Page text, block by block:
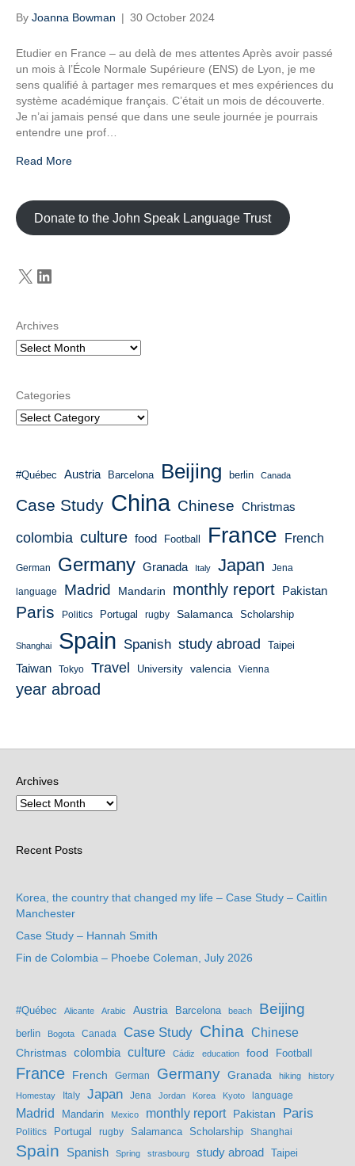
By Joanna Bowman | 30 October 2024
Etudier en France – au delà de mes attentes Après avoir passé
un mois à l’École Normale Supérieure (ENS) de Lyon, je me
sens qualifié à partager mes remarques et mes expériences du
système académique français. C’était un mois de découverte.
Je n’ai jamais pensé que dans une seule journée je pourrais
entendre une prof…
Read More
Donate to the John Speak Language Trust
X LinkedIn
Archives
Categories
#Québec Austria Barcelona Beijing berlin Canada
Case Study China Chinese Christmas
colombia culture food Football France French
German Germany Granada Italy Japan Jena
language Madrid Mandarin monthly report Pakistan
Paris Politics Portugal rugby Salamanca Scholarship
Shanghai Spain Spanish study abroad Taipei
Taiwan Tokyo Travel University valencia Vienna
year abroad
Archives
Recent Posts
Korea, the country that changed my life – Case Study – Caitlin
Manchester
Case Study – Hannah Smith
Fin de Colombia – Phoebe Coleman, July 2026
#Québec Alicante Arabic Austria Barcelona beach Beijing
berlin Bogota Canada Case Study China Chinese
Christmas colombia culture Cádiz education food Football
France French German Germany Granada hiking history
Homestay Italy Japan Jena Jordan Korea Kyoto language
Madrid Mandarin Mexico monthly report Pakistan Paris
Politics Portugal rugby Salamanca Scholarship Shanghai
Spain Spanish Spring strasbourg study abroad Taipei